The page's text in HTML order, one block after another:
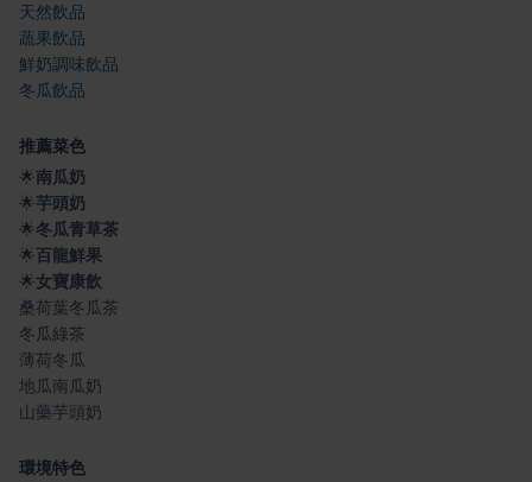
天然飲品
蔬果飲品
鮮奶調味飲品
冬瓜飲品
推薦菜色
🌟南瓜奶
🌟芋頭奶
🌟冬瓜青草茶
🌟百龍鮮果
🌟女寶康飲
桑荷葉冬瓜茶
冬瓜綠茶
薄荷冬瓜
地瓜南瓜奶
山藥芋頭奶
環境特色